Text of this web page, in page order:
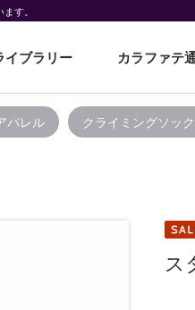
す。
イブラリー カラファテ
パレル クライミングソッ
ス